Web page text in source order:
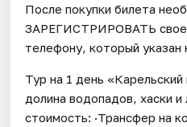
После покупки билета
ЗАРЕГИСТРИРОВАТЬ свое
телефону, который указан
Тур на 1 день «Карельский
долина водопадов, хаски
стоимость: ·Трансфер на